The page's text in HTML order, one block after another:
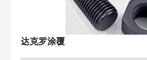
达克罗涂覆